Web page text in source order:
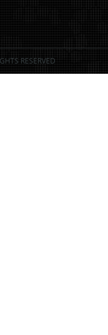
RESERVED